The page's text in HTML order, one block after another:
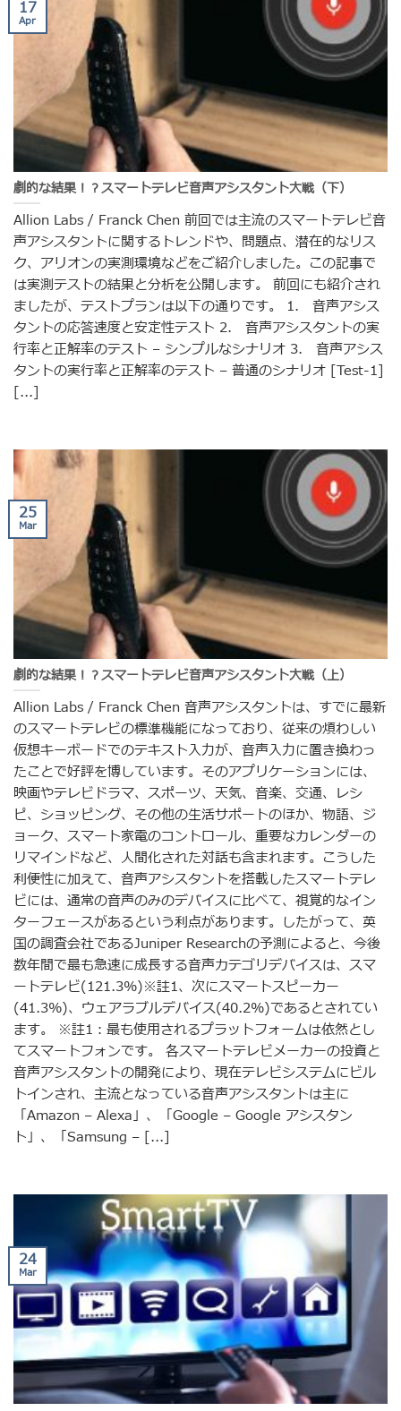
劇的な結果！？スマートテレビ音声アシスタント大戦（下）
Allion Labs / Franck Chen 前回では主流のスマートテレビ音
声アシスタントに関するトレンドや、問題点、潜在的なリス
ク、アリオンの実測環境などをご紹介しました。この記事で
は実測テストの結果と分析を公開します。 前回にも紹介され
ましたが、テストプランは以下の通りです。 1. 音声アシス
タントの応答速度と安定性テスト 2. 音声アシスタントの実
行率と正解率のテスト – シンプルなシナリオ 3. 音声アシス
タントの実行率と正解率のテスト – 普通のシナリオ [Test-1]
[...]
17
Apr
劇的な結果！？スマートテレビ音声アシスタント大戦（上）
Allion Labs / Franck Chen 音声アシスタントは、すでに最新
のスマートテレビの標準機能になっており、従来の煩わしい
仮想キーボードでのテキスト入力が、音声入力に置き換わっ
たことで好評を博しています。そのアプリケーションには、
映画やテレビドラマ、スポーツ、天気、音楽、交通、レシ
ピ、ショッピング、その他の生活サポートのほか、物語、ジ
ョーク、スマート家電のコントロール、重要なカレンダーの
リマインドなど、人間化された対話も含まれます。こうした
利便性に加えて、音声アシスタントを搭載したスマートテレ
ビには、通常の音声のみのデバイスに比べて、視覚的なイン
ターフェースがあるという利点があります。したがって、英
国の調査会社であるJuniper Researchの予測によると、今後
数年間で最も急速に成長する音声カテゴリデバイスは、スマ
ートテレビ(121.3%)※註1、次にスマートスピーカー
(41.3%)、ウェアラブルデバイス(40.2%)であるとされてい
ます。 ※註1：最も使用されるプラ​​ットフォームは依然とし
てスマートフォンです。 各スマートテレビメーカーの投資と
音声アシスタントの開発により、現在テレビシステムにビル
トインされ、主流となっている音声アシスタントは主に
「Amazon – Alexa」、「Google – Google アシスタン
ト」、「Samsung – [...]
25
Mar
24
Mar